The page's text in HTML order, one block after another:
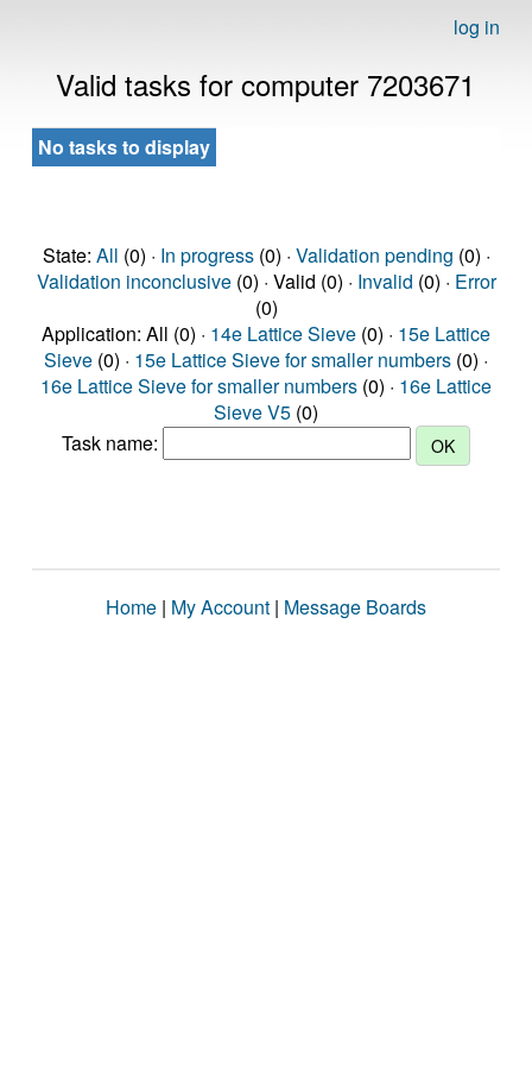
log in
Valid tasks for computer 7203671
No tasks to display
State: All (0) · In progress(0) · Validation pending (0) ·
Validation inconclusive(0) · Valid (0) · Invalid (0) · Error
(0)
Application: All (0) · 14e Lattice Sieve (0) · 15e Lattice
Sieve (0) · 15e Lattice Sieve for smaller numbers (0) ·
16e Lattice Sieve for smaller numbers (0) · 16e Lattice
Sieve V5 (0)
Task name:
Home | My Account | Message Boards